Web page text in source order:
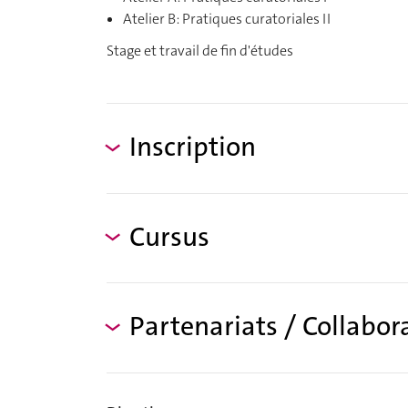
Atelier B: Pratiques curatoriales II
Stage et travail de fin d'études
Inscription
Cursus
Partenariats /